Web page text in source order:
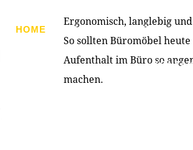
HOME PRODUKTE ÜBER UNS
Ergonomisch, langlebig
So sollten Büromöbel
Aufenthalt im Büro so
machen.